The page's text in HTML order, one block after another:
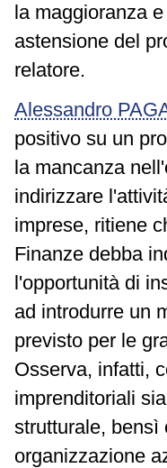
la maggioranza
astensione del
relatore.
Alessandro
positivo su un
la mancanza
indirizzare
imprese, ritiene
Finanze debba
l'opportunità di
ad introdurre un
previsto per le
Osserva, infatti,
imprenditoriali
strutturale, bensì
organizzazione